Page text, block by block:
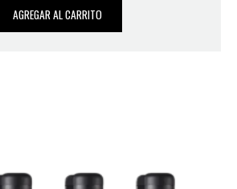
AGREGAR AL CARRITO